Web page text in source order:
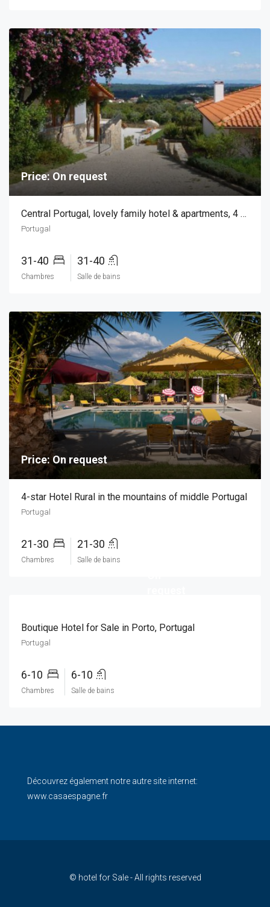
Price: On request
Central Portugal, lovely family hotel & apartments, 4 stars, european ecolabled, located in a beauti
Portugal
31-40
Chambres
31-40
Salle de bains
Price: On request
4-star Hotel Rural in the mountains of middle Portugal
Portugal
21-30
Chambres
21-30
Salle de bains
Boutique Hotel for Sale in Porto, Portugal
Portugal
6-10
Chambres
6-10
Salle de bains
Découvrez également notre autre site internet:
www.casaespagne.fr
© hotel for Sale - All rights reserved